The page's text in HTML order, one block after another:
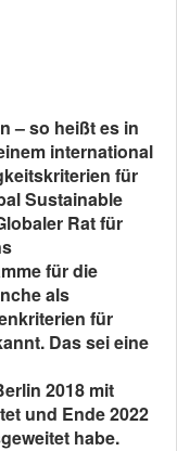
– so heißt es in
international
für
Sustainable
Rat für
für die
als
für
Das sei eine
2018 mit
und Ende 2022
habe.